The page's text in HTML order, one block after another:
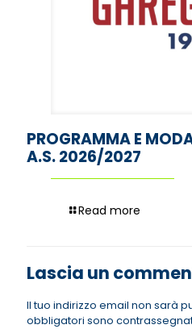
PROGRAMMA E
A.S. 2026/2027
Read more
Lascia un
Il tuo indirizzo email non sarà
obbligatori sono